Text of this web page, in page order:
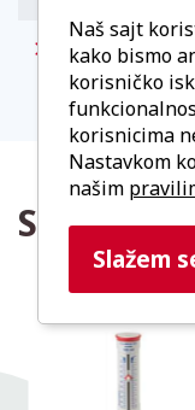
Link ka
proizvođaču:
Slični
Naš sajt
kako bismo
korisničko
korisnicima
Nastavkom
našim
Slažem